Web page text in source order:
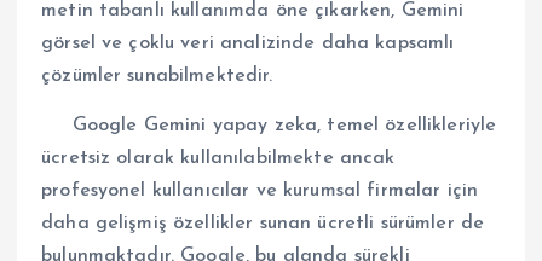
metin tabanlı kullanımda öne çıkarken, Gemini
görsel ve çoklu veri analizinde daha kapsamlı
çözümler sunabilmektedir.
Google Gemini yapay zeka, temel özellikleriyle
ücretsiz olarak kullanılabilmekte ancak
profesyonel kullanıcılar ve kurumsal firmalar için
daha gelişmiş özellikler sunan ücretli sürümler de
bulunmaktadır. Google, bu alanda sürekli